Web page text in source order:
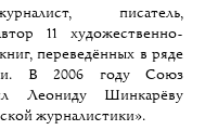
писатель,
11 художественно-
переведённых в ряде
В 2006 году Союз
Леониду Шинкарёву
журналистики».